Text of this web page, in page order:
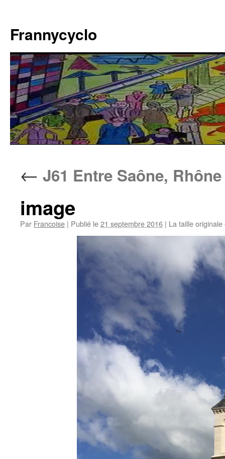
contenu
Frannycyclo
← J61 Entre Saône,
image
Par Francoise | Publié le21 septembre 2016 | La taille